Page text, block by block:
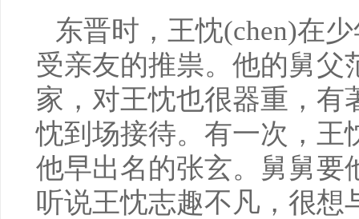
东晋时，王忱(chen)在
受亲友的推祟。他的舅父
家，对王忱也很器重，有
忱到场接待。有一次，王
他早出名的张玄。舅舅要
听说王忱志趣不凡，很想